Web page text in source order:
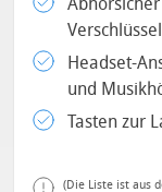
Headset-
und
Tasten zur
(Die Liste ist aus